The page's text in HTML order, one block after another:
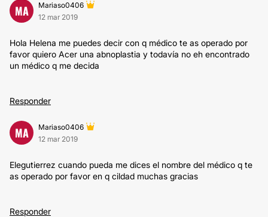
MA
Mariaso0406
12 mar 2019
Hola Helena me puedes decir con q médico te as operado por
favor quiero Acer una abnoplastia y todavía no eh encontrado
un médico q me decida
Responder
MA
Mariaso0406
12 mar 2019
Elegutierrez cuando pueda me dices el nombre del médico q te
as operado por favor en q cildad muchas gracias
Responder